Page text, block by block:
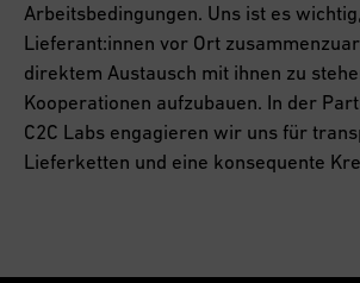
Arbeitsbedingungen. Uns ist es
Lieferant:innen vor Ort
direktem Austausch mit ihnen zu
Kooperationen aufzubauen. In der
C2C Labs engagieren wir uns für
Lieferketten und eine konsequente